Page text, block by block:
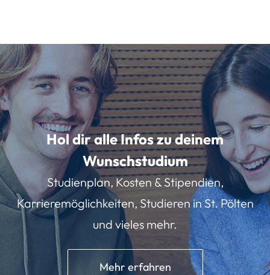
Hol dir alle Infos zu deinem
Wunschstudium
Studienplan, Kosten & Stipendien,
Karrieremöglichkeiten, Studieren in St. Pölten
und vieles mehr.
Mehr erfahren